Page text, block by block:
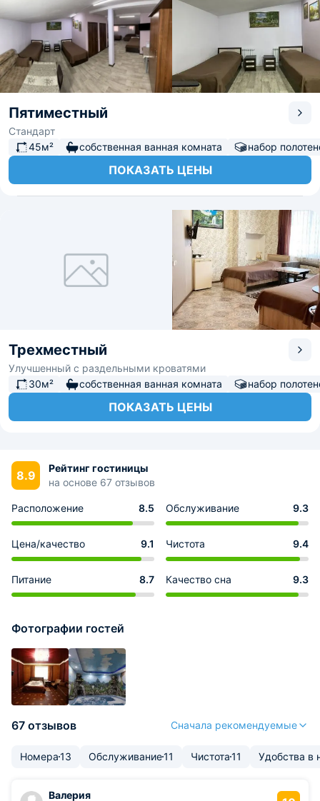
Пятиместный
Стандарт
45м²
собственная ванная комната набор
ПОКАЗАТЬ ЦЕНЫ
Трехместный
Улучшенный с раздельными кроватями
30м²
собственная ванная комната набор
ПОКАЗАТЬ ЦЕНЫ
8.9
Рейтинг гостиницы
на основе 67 отзывов
Расположение 8.5 Обслуживание 9.3
Цена/качество 9.1 Чистота 9.4
Питание 8.7 Качество сна 9.3
Фотографии гостей
67 отзывов Сначала рекомендуемые
Номера13 Обслуживание11 Чистота11 Удобства в
Валерия